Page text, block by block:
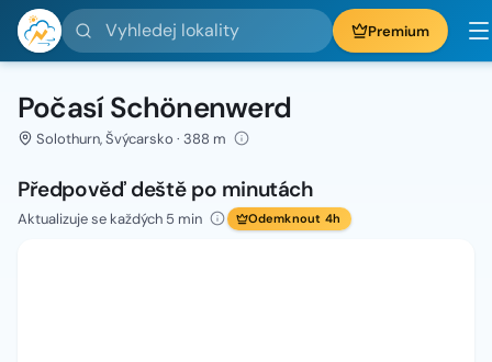
Vyhledej lokality Premium
Počasí Schönenwerd
Solothurn, Švýcarsko · 388 m
Předpověď deště po minutách
Aktualizuje se každých 5 min Odemknout 4h